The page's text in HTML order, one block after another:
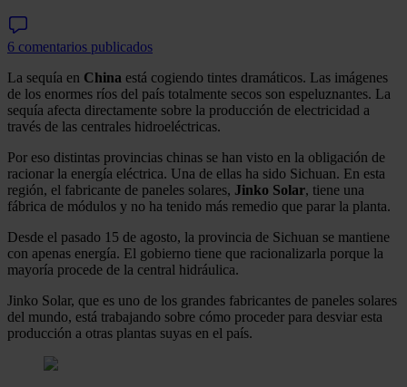
6 comentarios publicados
La sequía en China está cogiendo tintes dramáticos. Las imágenes
de los enormes ríos del país totalmente secos son espeluznantes. La
sequía afecta directamente sobre la producción de electricidad a
través de las centrales hidroeléctricas.
Por eso distintas provincias chinas se han visto en la obligación de
racionar la energía eléctrica. Una de ellas ha sido Sichuan. En esta
región, el fabricante de paneles solares, Jinko Solar, tiene una
fábrica de módulos y no ha tenido más remedio que parar la planta.
Desde el pasado 15 de agosto, la provincia de Sichuan se mantiene
con apenas energía. El gobierno tiene que racionalizarla porque la
mayoría procede de la central hidráulica.
Jinko Solar, que es uno de los grandes fabricantes de paneles solares
del mundo, está trabajando sobre cómo proceder para desviar esta
producción a otras plantas suyas en el país.